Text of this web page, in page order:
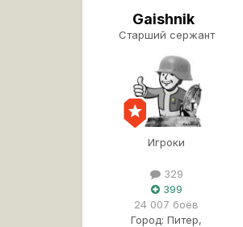
Gaishnik
Старший сержант
Игроки
329
399
24 007 боёв
Город: Питер,